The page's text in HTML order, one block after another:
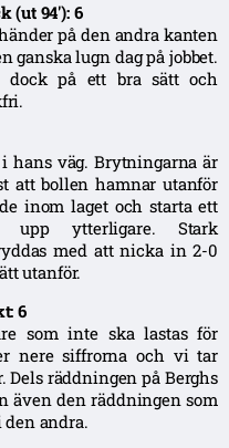
94′): 6
på den andra kanten
ganska lugn dag på jobbet.
dock på ett bra sätt och
hans väg. Brytningarna är
att bollen hamnar utanför
inom laget och starta ett
upp ytterligare. Stark
med att nicka in 2-0
utanför.
6
som inte ska lastas för
nere siffrorna och vi tar
Dels räddningen på Berghs
även den räddningen som
andra.